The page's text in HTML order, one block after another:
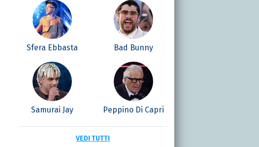
Sfera Ebbasta Bad Bunny
Samurai Jay Peppino Di Capri
VEDI TUTTI